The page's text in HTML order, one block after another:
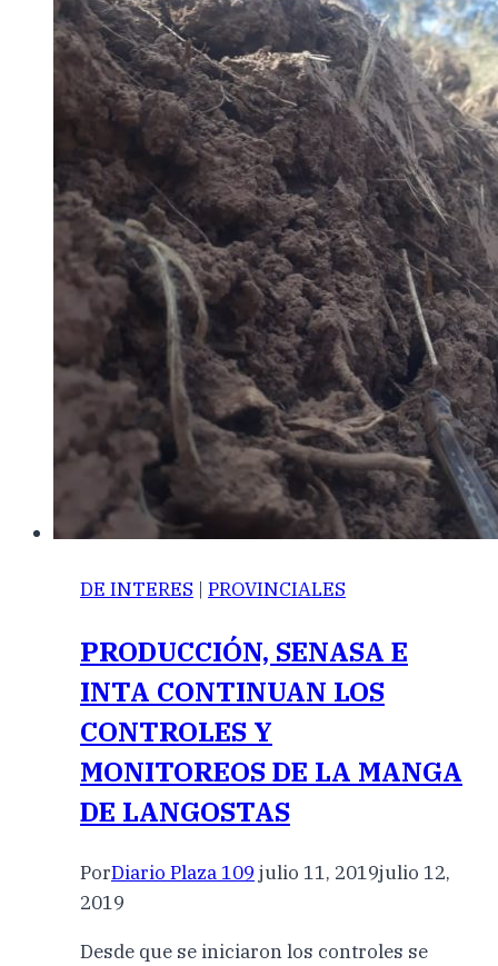
DE INTERES | PROVINCIALES
PRODUCCIÓN, SENASA E
INTA CONTINUAN LOS
CONTROLES Y
MONITOREOS DE LA MANGA
DE LANGOSTAS
PorDiario Plaza 109 julio 11, 2019julio 12,
2019
Desde que se iniciaron los controles se